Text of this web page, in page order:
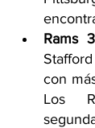
Rams
con
Los